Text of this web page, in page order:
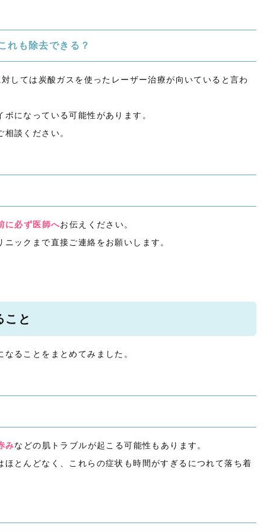
れも除去できる？
対しては炭酸ガスを使ったレーザー治療が向いていると言わ
になっている可能性があります。
談ください。
に必ず医師へお伝えください。
ックまで直接ご連絡をお願いします。
こと
ることをまとめてみました。
みなどの肌トラブルが起こる可能性もあります。
とんどなく、これらの症状も時間がすぎるにつれて落ち着